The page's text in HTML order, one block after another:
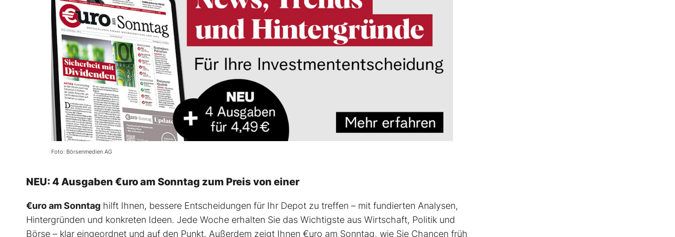
Foto: Börsenmedien AG
NEU: 4 Ausgaben €uro am Sonntag zum Preis von einer
€uro am Sonntag hilft Ihnen, bessere Entscheidungen für Ihr Depot zu treffen – mit fundierten Analysen,
Hintergründen und konkreten Ideen. Jede Woche erhalten Sie das Wichtigste aus Wirtschaft, Politik und
Börse – klar eingeordnet und auf den Punkt. Außerdem zeigt Ihnen €uro am Sonntag, wie Sie Chancen früh